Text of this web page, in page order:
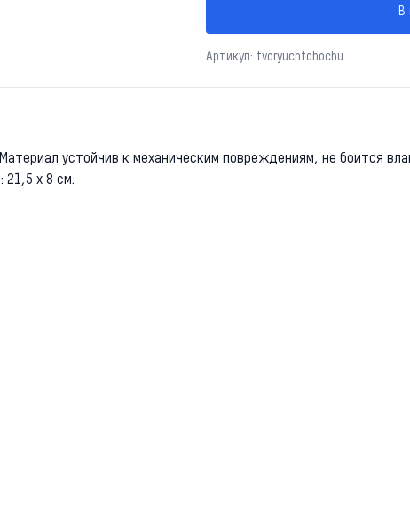
В
Артикул: tvoryuchtohochu
устойчив к механическим повреждениям, не боится
21,5 х 8 см.